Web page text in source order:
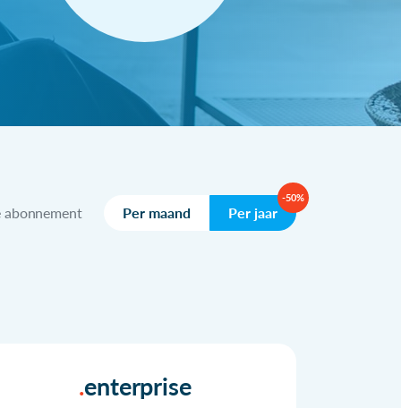
abonnement Per maand Per jaar
-50%
enterprise